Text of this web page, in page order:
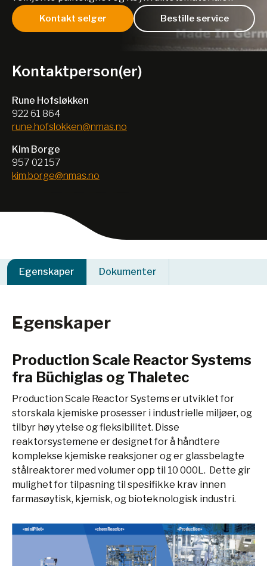
Kontakt selger Bestille service
Kontaktperson(er)
Rune Hofsløkken
922 61 864
rune.hofslokken@nmas.no
Kim Borge
957 02 157
kim.borge@nmas.no
Egenskaper Dokumenter
Egenskaper
Production Scale Reactor Systems
fra Büchiglas og Thaletec
Production Scale Reactor Systems er utviklet for
storskala kjemiske prosesser i industrielle miljøer, og
tilbyr høy ytelse og fleksibilitet. Disse
reaktorsystemene er designet for å håndtere
komplekse kjemiske reaksjoner og er glassbelagte
stålreaktorer med volumer opp til 10 000L. Dette gir
mulighet for tilpasning til spesifikke krav innen
farmasøytisk, kjemisk, og bioteknologisk industri.